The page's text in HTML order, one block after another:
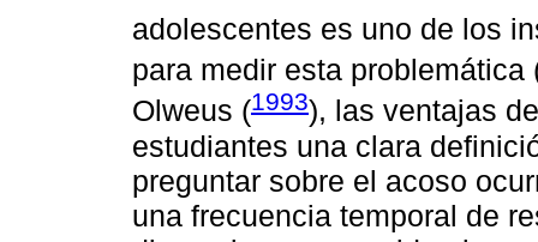
adolescentes es uno de los
para medir esta problemática
Olweus (1993), las ventajas
estudiantes una clara
preguntar sobre el acoso
una frecuencia temporal de